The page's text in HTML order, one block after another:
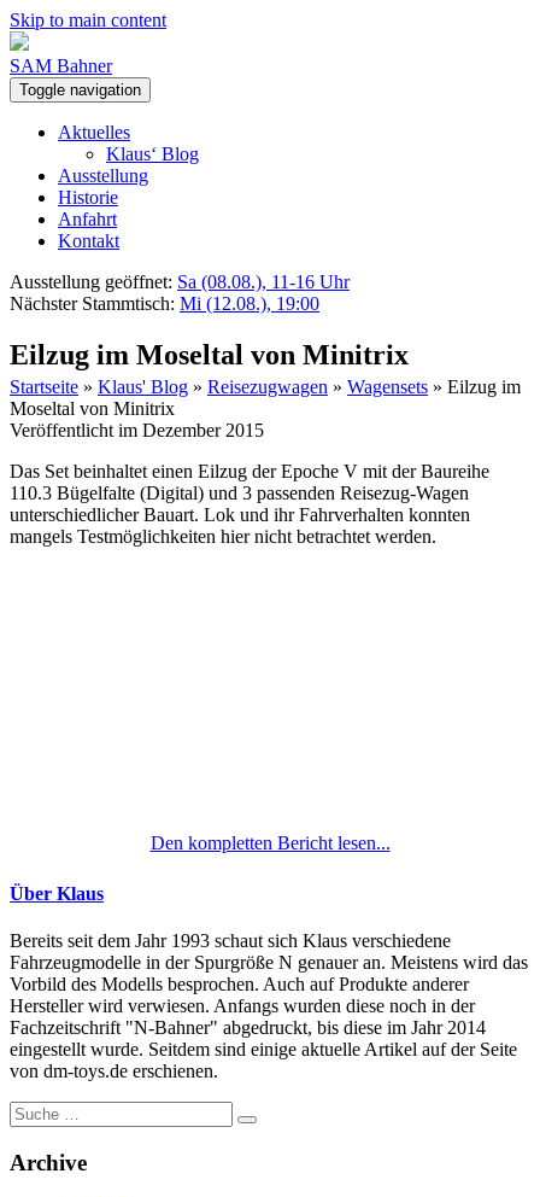
Skip to main content
SAM Bahner
Toggle navigation
Aktuelles
Klaus‘ Blog
Ausstellung
Historie
Anfahrt
Kontakt
Ausstellung geöffnet: Sa (08.08.), 11-16 Uhr
Nächster Stammtisch: Mi (12.08.), 19:00
Eilzug im Moseltal von Minitrix
Startseite » Klaus' Blog » Reisezugwagen » Wagensets » Eilzug im
Moseltal von Minitrix
Veröffentlicht im Dezember 2015
Das Set beinhaltet einen Eilzug der Epoche V mit der Baureihe
110.3 Bügelfalte (Digital) und 3 passenden Reisezug-Wagen
unterschiedlicher Bauart. Lok und ihr Fahrverhalten konnten
mangels Testmöglichkeiten hier nicht betrachtet werden.
Den kompletten Bericht lesen...
Über Klaus
Bereits seit dem Jahr 1993 schaut sich Klaus verschiedene
Fahrzeugmodelle in der Spurgröße N genauer an. Meistens wird das
Vorbild des Modells besprochen. Auch auf Produkte anderer
Hersteller wird verwiesen. Anfangs wurden diese noch in der
Fachzeitschrift "N-Bahner" abgedruckt, bis diese im Jahr 2014
eingestellt wurde. Seitdem sind einige aktuelle Artikel auf der Seite
von dm-toys.de erschienen.
Suche
nach:
Archive